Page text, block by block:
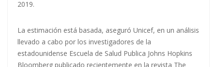
2019.
La estimación está basada, aseguró Unicef, en un análisis
llevado a cabo por los investigadores de la
estadounidense Escuela de Salud Publica Johns Hopkins
Bloomberg publicado recientemente en la revista The